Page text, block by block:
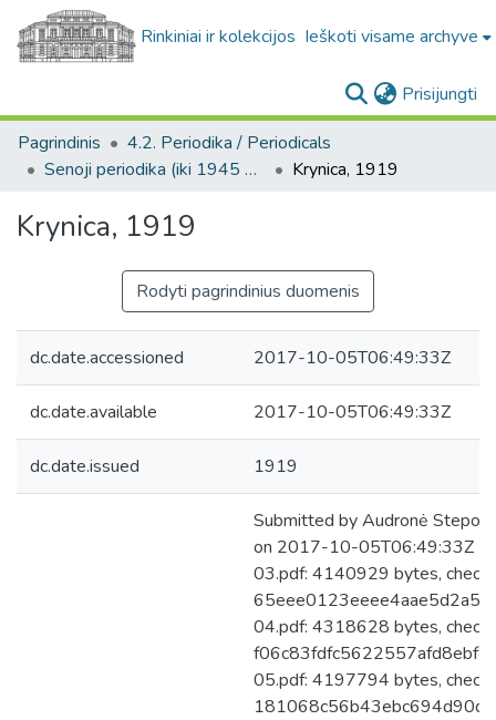
Rinkiniai ir kolekcijos Ieškoti visame archyve
Prisijungti
Pagrindinis
4.2. Periodika / Periodicals
Senoji periodika (iki 1945 m.) / Old periodicals (pre-1945)
Krynica, 1919
Krynica, 1919
Rodyti pagrindinius duomenis
dc.date.accessioned 2017-10-05T06:49:33Z
dc.date.available 2017-10-05T06:49:33Z
dc.date.issued 1919
Submitted by Audronė
on 2017-10-05T06:49:33Z
03.pdf: 4140929 bytes,
04.pdf: 4318628 bytes,
05.pdf: 4197794 bytes,